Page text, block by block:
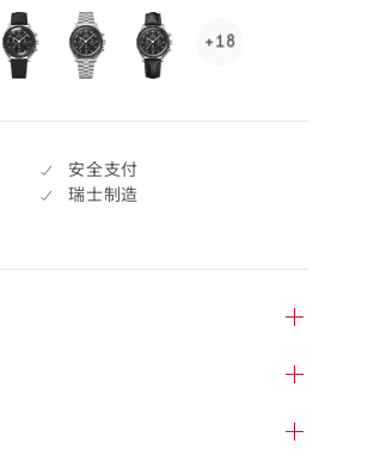
selected
+18
See
click
安全支付
瑞士制造